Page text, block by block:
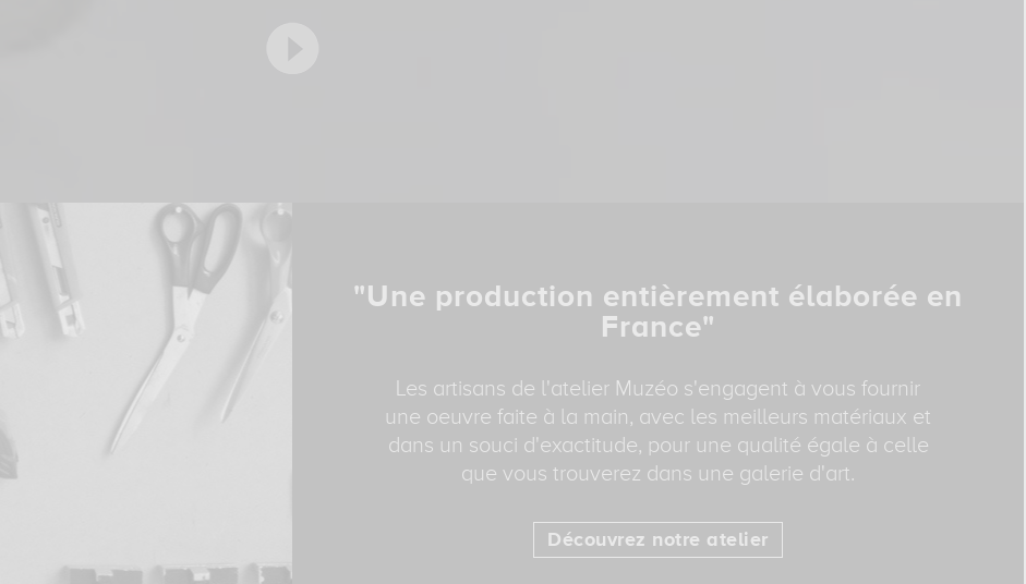
"Une production entièrement élaborée en
France"
Les artisans de l'atelier Muzéo s'engagent à vous fournir
une oeuvre faite à la main, avec les meilleurs matériaux et
dans un souci d'exactitude, pour une qualité égale à celle
que vous trouverez dans une galerie d'art.
Découvrez notre atelier